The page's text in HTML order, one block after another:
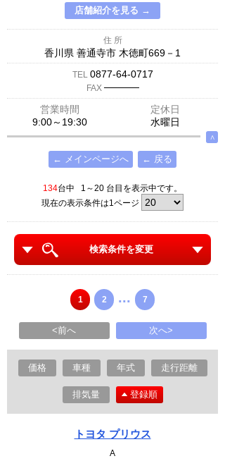
店舗紹介を見る →
住 所
香川県 善通寺市 木徳町669－1
TEL 0877-64-0717
FAX ─────
営業時間
定休日
9:00～19:30
水曜日
∧
← メインページへ ← 戻る
134台中 1～20 台目を表示中です。
現在の表示条件は1ページ
検索条件を変更
1 2 ... 7
<前へ 次へ>
価格 車種 年式 走行距離
排気量 登録順
トヨタ プリウス
A